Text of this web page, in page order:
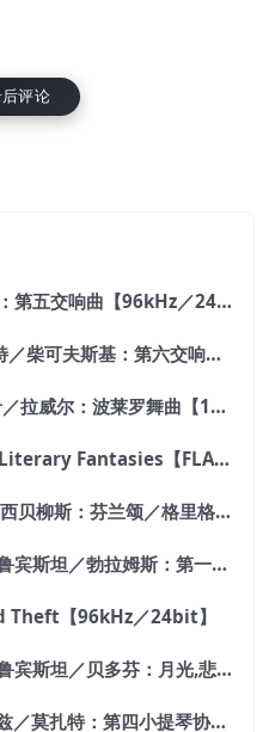
评论
瓦莱里·捷杰耶夫 – 马勒：第五交响曲【96kHz／24bit】
Pierre Monteux – 蒙特／柴可夫斯基：第六交响曲【176.4kHz／24bit】
Charles Munch – 明希／拉威尔：波莱罗舞曲【176.4kHz／24bit】
Alexander Gadjiev – Literary Fantasies【FLAC 192】
Leonard Bernstein – 西贝柳斯：芬兰颂／格里格：培尔·金特组曲【44.1kHz／24bit】
Arthur Rubinstein – 鲁宾斯坦／勃拉姆斯：第一钢琴协奏曲【176.4kHz／24bit】
Theft【96kHz／24bit】
Arthur Rubinstein – 鲁宾斯坦／贝多芬：月光,悲怆,热情,告别钢琴奏鸣曲【176.4kHz／24bit】
Jascha Heifetz – 海菲兹／莫扎特：第四小提琴协奏曲，第五小提琴协奏曲《土耳其》／维瓦尔第：小提琴与大提琴协奏曲，RV 547【192kHz／24bit】